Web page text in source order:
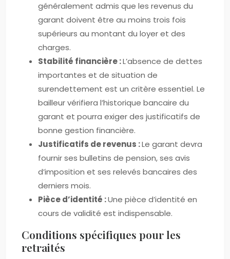
généralement admis que les revenus du
garant doivent être au moins trois fois
supérieurs au montant du loyer et des
charges.
Stabilité financière :L’absence de dettes
importantes et de situation de
surendettement est un critère essentiel. Le
bailleur vérifiera l’historique bancaire du
garant et pourra exiger des justificatifs de
bonne gestion financière.
Justificatifs de revenus :Le garant devra
fournir ses bulletins de pension, ses avis
d’imposition et ses relevés bancaires des
derniers mois.
Pièce d’identité :Une pièce d’identité en
cours de validité est indispensable.
Conditions spécifiques pour les
retraités